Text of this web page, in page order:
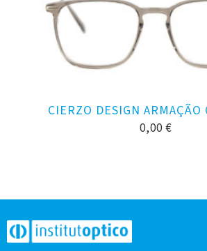
CIERZO DESIGN ARMAÇÃO
0,00 €